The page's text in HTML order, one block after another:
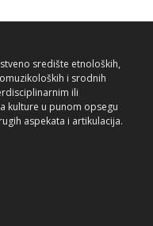
središte etnoloških,
i srodnih
ili
kulture u punom opsegu
aspekata i artikulacija.